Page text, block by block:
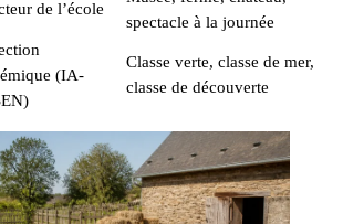
de l’école
spectacle à la journée
(IA-
Classe verte, classe de mer,
classe de découverte